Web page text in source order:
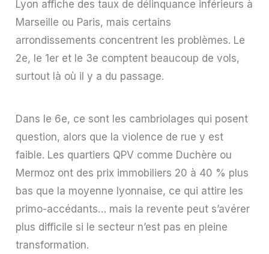
Lyon affiche des taux de délinquance inférieurs à
Marseille ou Paris, mais certains
arrondissements concentrent les problèmes. Le
2e, le 1er et le 3e comptent beaucoup de vols,
surtout là où il y a du passage.
Dans le 6e, ce sont les cambriolages qui posent
question, alors que la violence de rue y est
faible. Les quartiers QPV comme Duchère ou
Mermoz ont des prix immobiliers 20 à 40 % plus
bas que la moyenne lyonnaise, ce qui attire les
primo-accédants… mais la revente peut s’avérer
plus difficile si le secteur n’est pas en pleine
transformation.